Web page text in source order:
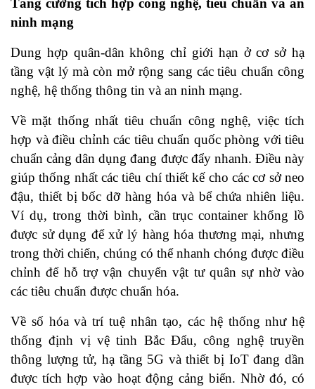
Tăng cường tích hợp công nghệ, tiêu chuẩn và an
ninh mạng
Dung hợp quân-dân không chỉ giới hạn ở cơ sở hạ
tầng vật lý mà còn mở rộng sang các tiêu chuẩn công
nghệ, hệ thống thông tin và an ninh mạng.
Về mặt thống nhất tiêu chuẩn công nghệ, việc tích
hợp và điều chỉnh các tiêu chuẩn quốc phòng với tiêu
chuẩn cảng dân dụng đang được đẩy nhanh. Điều này
giúp thống nhất các tiêu chí thiết kế cho các cơ sở neo
đậu, thiết bị bốc dỡ hàng hóa và bể chứa nhiên liệu.
Ví dụ, trong thời bình, cần trục container khổng lồ
được sử dụng để xử lý hàng hóa thương mại, nhưng
trong thời chiến, chúng có thể nhanh chóng được điều
chỉnh để hỗ trợ vận chuyển vật tư quân sự nhờ vào
các tiêu chuẩn được chuẩn hóa.
Về số hóa và trí tuệ nhân tạo, các hệ thống như hệ
thống định vị vệ tinh Bắc Đẩu, công nghệ truyền
thông lượng tử, hạ tầng 5G và thiết bị IoT đang dần
được tích hợp vào hoạt động cảng biển. Nhờ đó, có